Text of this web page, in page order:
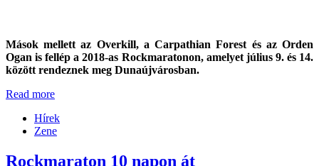
Mások mellett az Overkill, a Carpathian Forest és az Orden
Ogan is fellép a 2018-as Rockmaratonon, amelyet július 9. és 14.
között rendeznek meg Dunaújvárosban.
Read more
Hírek
Zene
Rockmaraton 10 napon át